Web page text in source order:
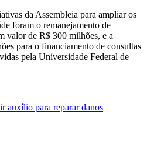
da Assembleia para ampliar os
foram o remanejamento de
valor de R$ 300 milhões, e a
para o financiamento de consultas
pela Universidade Federal de
auxílio para reparar danos